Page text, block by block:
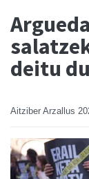
deitu
Aitziber Arzallus